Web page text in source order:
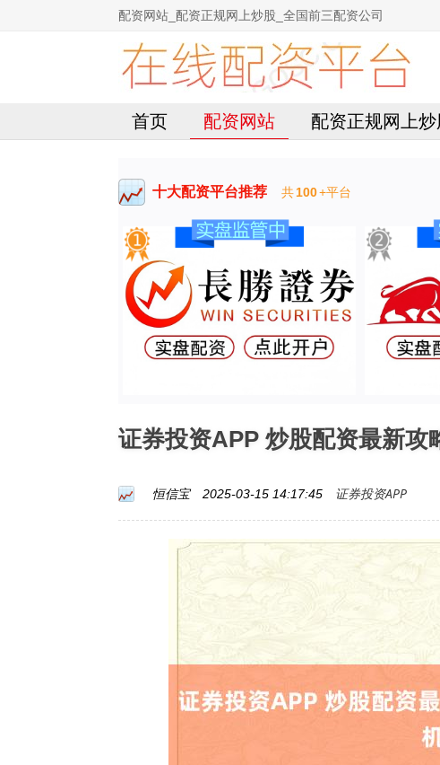
配资网站_配资正规网上炒股_全国前三配资公司
首页 配资网站 配资正规网上
十大配资平台推荐 共100+平台
证券投资APP 炒股配资最新攻
恒信宝 2025-03-15 14:17:45 证券投资APP